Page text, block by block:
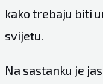
kako trebaju biti
svijetu.
Na sastanku je